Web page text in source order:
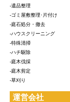
-遺品整理
-ゴミ屋敷整理･片付け
-庭石処分・撤去
-ハウスクリーニング
-特殊清掃
-ハチ駆除
-庭木伐採
-庭木剪定
-草刈り
運営会社